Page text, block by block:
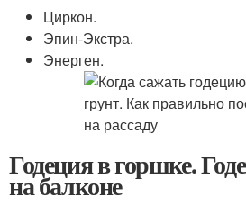
Циркон.
Эпин-Экстра.
Энерген.
Годеция в горшке.
на балконе